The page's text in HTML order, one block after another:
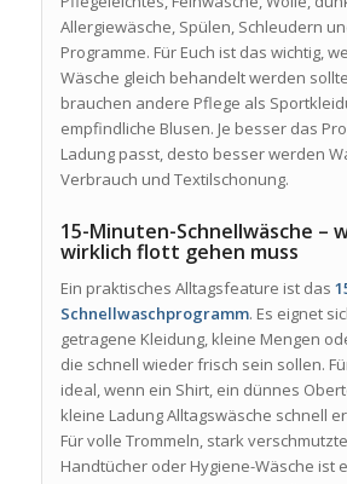
Allergiewäsche, Spülen, Schleudern
Programme. Für Euch ist das wichtig,
Wäsche gleich behandelt werden
brauchen andere Pflege als
empfindliche Blusen. Je besser das
Ladung passt, desto besser werden
Verbrauch und Textilschonung.
15-Minuten-Schnellwäsche –
wirklich flott gehen muss
Ein praktisches Alltagsfeature ist das
Schnellwaschprogramm. Es eignet
getragene Kleidung, kleine Mengen
die schnell wieder frisch sein sollen.
ideal, wenn ein Shirt, ein dünnes
kleine Ladung Alltagswäsche schnell
Für volle Trommeln, stark
Handtücher oder Hygiene-Wäsche ist